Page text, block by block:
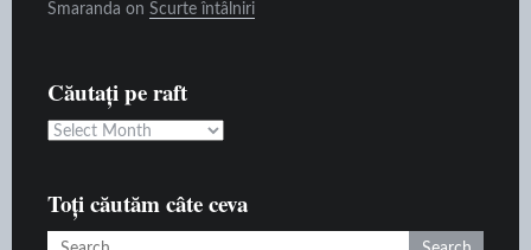
Smaranda on Scurte întâlniri
Căutați pe raft
Căutați
Toți căutăm câte ceva
Search